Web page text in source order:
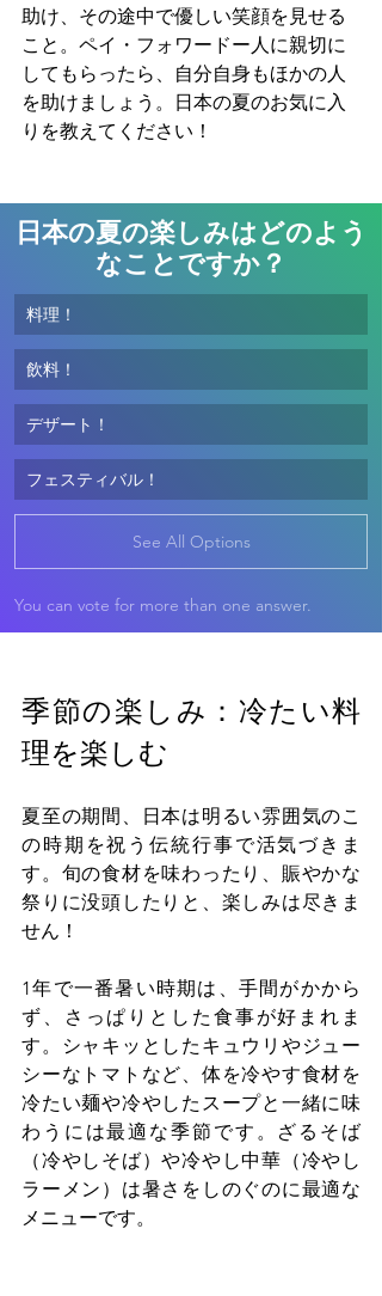
助け、その途中で優しい笑顔を見せる
こと。ペイ・フォワードー人に親切に
してもらったら、自分自身もほかの人
を助けましょう。日本の夏のお気に入
りを教えてください！
日本の夏の楽しみはどのよう
なことですか？
料理！
飲料！
デザート！
フェスティバル！
See All Options
You can vote for more than one answer.
季節の楽しみ：冷たい料
理を楽しむ
夏至の期間、日本は明るい雰囲気のこ
の時期を祝う伝統行事で活気づきま
す。旬の食材を味わったり、賑やかな
祭りに没頭したりと、楽しみは尽きま
せん！
1年で一番暑い時期は、手間がかから
ず、さっぱりとした食事が好まれま
す。シャキッとしたキュウリやジュー
シーなトマトなど、体を冷やす食材を
冷たい麺や冷やしたスープと一緒に味
わうには最適な季節です。ざるそば
（冷やしそば）や冷やし中華（冷やし
ラーメン）は暑さをしのぐのに最適な
メニューです。